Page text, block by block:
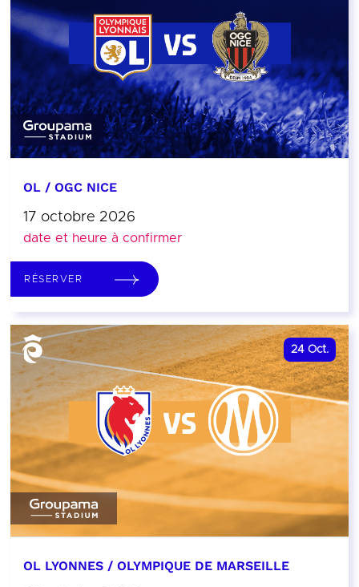
OL / OGC NICE
17 octobre 2026
date et heure à confirmer
RÉSERVER
24 Oct.
OL LYONNES / OLYMPIQUE DE MARSEILLE